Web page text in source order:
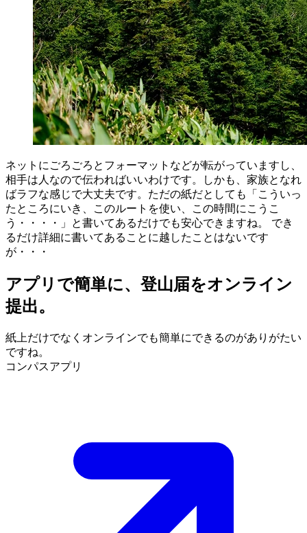
ネットにごろごろとフォーマットなどが転がっていますし、
相手は人なので伝わればいいわけです。しかも、家族となれ
ばラフな感じで大丈夫です。ただの紙だとしても「こういっ
たところにいき、このルートを使い、この時間にこうこ
う・・・・」と書いてあるだけでも安心できますね。 でき
るだけ詳細に書いてあることに越したことはないです
が・・・
アプリで簡単に、登山届をオンライン
提出。
紙上だけでなくオンラインでも簡単にできるのがありがたい
ですね。
コンパスアプリ